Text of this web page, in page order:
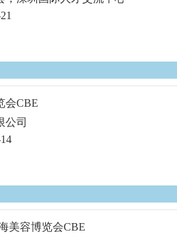
会CBE
公司
美容博览会CBE